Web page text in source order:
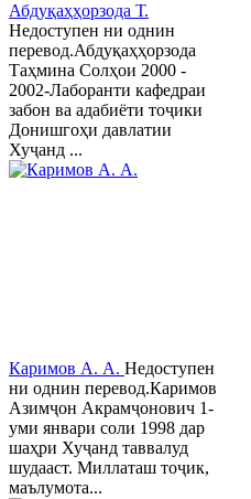
Абдуқаҳҳорзода Т.
Недоступен ни однин
перевод.Абдуқаҳҳорзода
Таҳмина Солҳои 2000 -
2002-Лаборанти кафедраи
забон ва адабиёти тоҷики
Донишгоҳи давлатии
Хуҷанд ...
Каримов А. А. Недоступен
ни однин перевод.Каримов
Азимҷон Акрамҷонович 1-
уми январи соли 1998 дар
шаҳри Хуҷанд таввалуд
шудааст. Миллаташ тоҷик,
маълумота...